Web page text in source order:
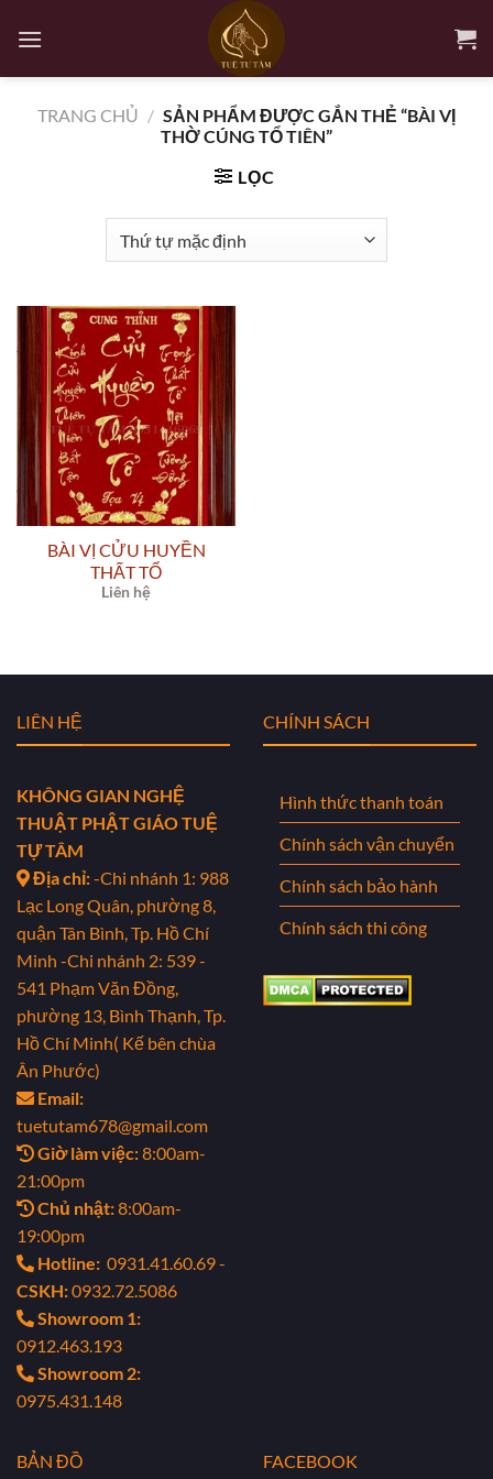
qua
TRANG CHỦ / SẢN PHẨM ĐƯỢC GẮN THẺ “BÀI VỊ
THỜ CÚNG TỔ TIÊN”
LỌC
BÀI VỊ CỬU HUYỀN
THẤT TỔ
Liên hệ
LIÊN HỆ
KHÔNG GIAN NGHỆ
THUẬT PHẬT GIÁO TUỆ
TỰ TÂM
Địa chỉ:-Chi nhánh 1: 988
Lạc Long Quân, phường 8,
quận Tân Bình, Tp. Hồ Chí
Minh -Chi nhánh 2: 539 -
541 Phạm Văn Đồng,
phường 13, Bình Thạnh, Tp.
Hồ Chí Minh( Kế bên chùa
Ân Phước)
Email:
tuetutam678@gmail.com
Giờ làm việc:8:00am-
21:00pm
Chủ nhật:8:00am-
19:00pm
Hotline: 0931.41.60.69 -
CSKH:0932.72.5086
Showroom 1:
0912.463.193
Showroom 2:
0975.431.148
CHÍNH SÁCH
Hình thức thanh toán
Chính sách vận chuyển
Chính sách bảo hành
Chính sách thi công
BẢN ĐỒ FACEBOOK